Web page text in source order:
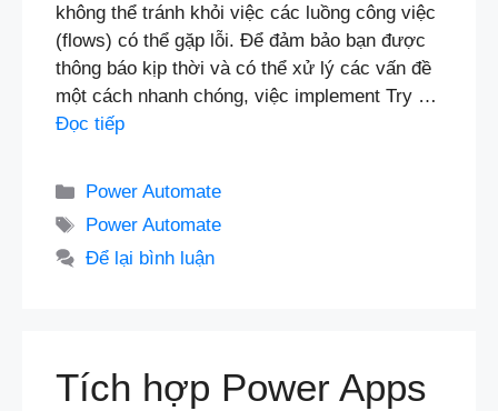
không thể tránh khỏi việc các luồng công việc
(flows) có thể gặp lỗi. Để đảm bảo bạn được
thông báo kịp thời và có thể xử lý các vấn đề
một cách nhanh chóng, việc implement Try …
Đọc tiếp
Danh
mục
Power Automate
Thẻ
Power Automate
Để lại bình luận
Tích hợp Power Apps